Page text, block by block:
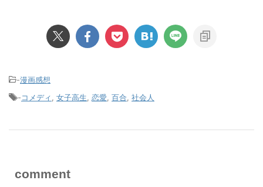
-漫画感想
-コメディ 女子高生 恋愛 百合 社会人
comment